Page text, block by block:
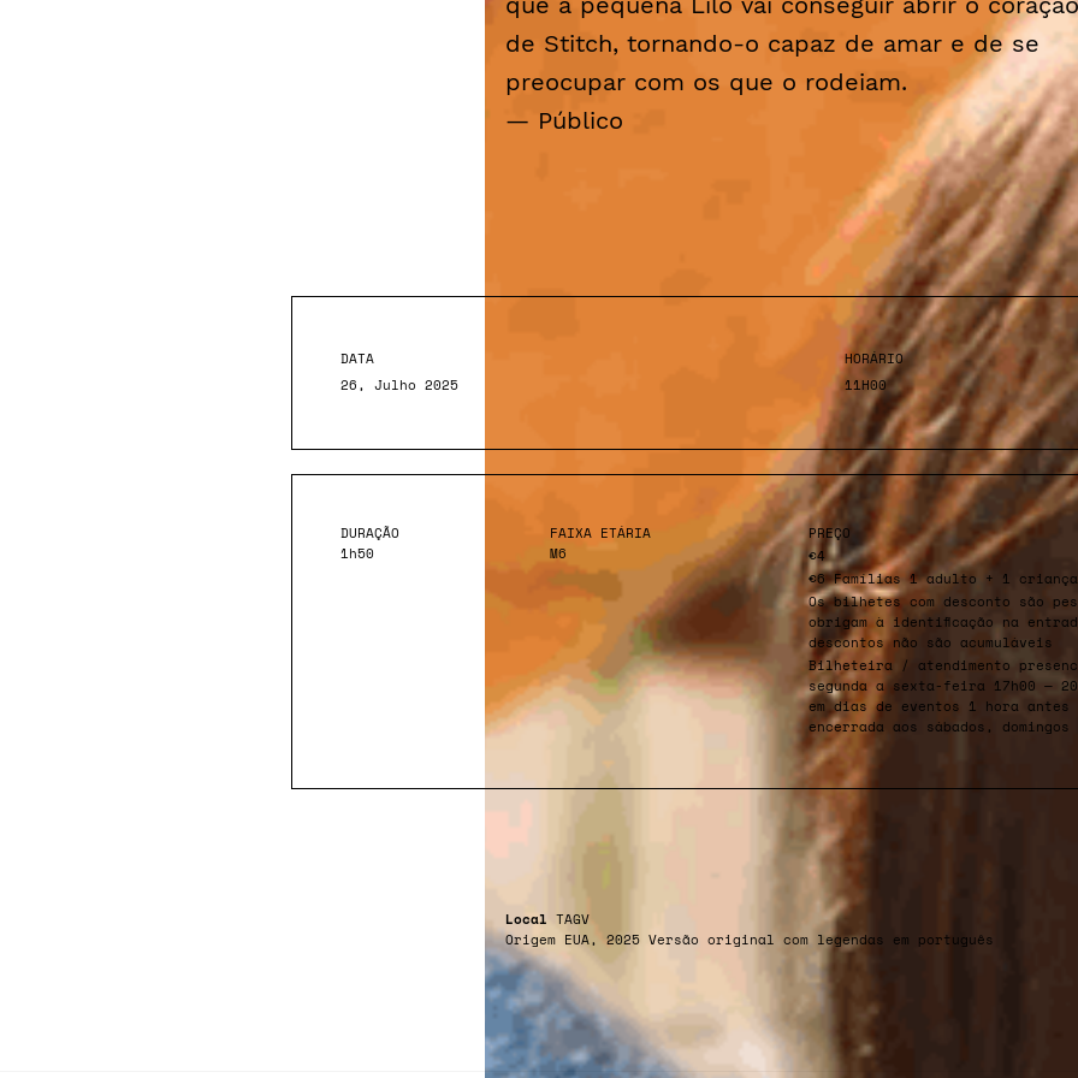
de Stitch, tornando-o capaz de amar e de se
preocupar com os que o rodeiam.
— Público
DATA
26, Julho 2025
HORÁRIO
11H00
DURAÇÃO
1h50
FAIXA ETÁRIA
M6
PREÇO
€4
€6 Famílias 1 adulto + 1
Os bilhetes com desconto são
obrigam à identificação na
descontos não são acumuláveis
Bilheteira / atendimento
segunda a sexta-feira 17h00 —
em dias de eventos 1 hora
encerrada aos sábados,
Local TAGV
Origem EUA, 2025 Versão original com legendas em português